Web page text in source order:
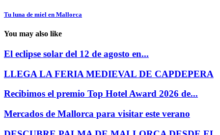
Tu luna de miel en Mallorca
You may also like
El eclipse solar del 12 de agosto en...
LLEGA LA FERIA MEDIEVAL DE CAPDEPERA
Recibimos el premio Top Hotel Award 2026 de...
Mercados de Mallorca para visitar este verano